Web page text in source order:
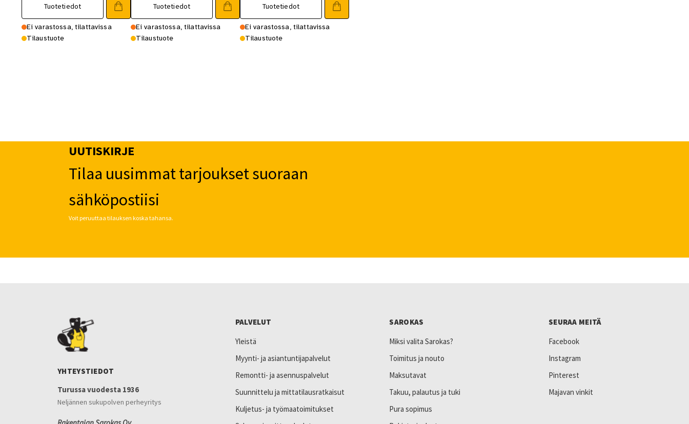
Tuotetiedot
Ei varastossa, tilattavissa
Tilaustuote
Tuotetiedot
Ei varastossa, tilattavissa
Tilaustuote
Tuotetiedot
Ei varastossa, tilattavissa
Tilaustuote
UUTISKIRJE
Tilaa uusimmat tarjoukset suoraan
sähköpostiisi
Voit peruuttaa tilauksen koska tahansa.
YHTEYSTIEDOT
Turussa vuodesta 1936
Neljännen sukupolven perheyritys
PALVELUT
Yleistä
Myynti- ja asiantuntijapalvelut
Remontti- ja asennuspalvelut
Suunnittelu ja mittatilausratkaisut
Kuljetus- ja työmaatoimitukset
SAROKAS
Miksi valita Sarokas?
Toimitus ja nouto
Maksutavat
Takuu, palautus ja tuki
Pura sopimus
SEURAA MEITÄ
Facebook
Instagram
Pinterest
Majavan vinkit